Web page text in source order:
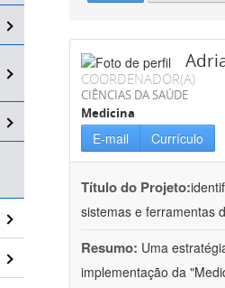
COORDENADOR(A)
CIÊNCIAS DA SAÚDE
Medicina
E-mail Currículo
Título do Projeto:
sistemas e ferramentas
Resumo: Uma
implementação da